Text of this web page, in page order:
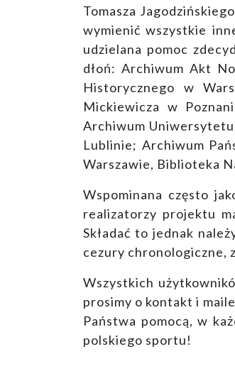
Tomasza
wymienić wszystkie
udzielana pomoc
dłoń: Archiwum Akt
Historycznego w
Mickiewicza w
Archiwum Uniwersytetu
Lublinie; Archiwum
Warszawie, Biblioteka
Wspominana często
realizatorzy projektu
Składać to jednak
cezury chronologiczne,
Wszystkich
prosimy o kontakt i
Państwa pomocą, w
polskiego sportu!